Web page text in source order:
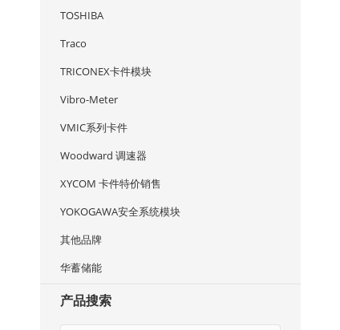
TOSHIBA
Traco
TRICONEX卡件模块
Vibro-Meter
VMIC系列卡件
Woodward 调速器
XYCOM 卡件特价销售
YOKOGAWA安全系统模块
其他品牌
华蓄储能
产品搜索